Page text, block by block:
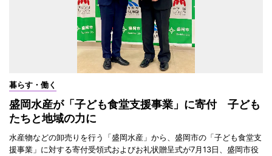
暮らす・働く
盛岡水産が「子ども食堂支援事業」に寄付 子ども
たちと地域の力に
水産物などの卸売りを行う「盛岡水産」から、盛岡市の「子ども食堂支
援事業」に対する寄付受領式およびお礼状贈呈式が7月13日、盛岡市役